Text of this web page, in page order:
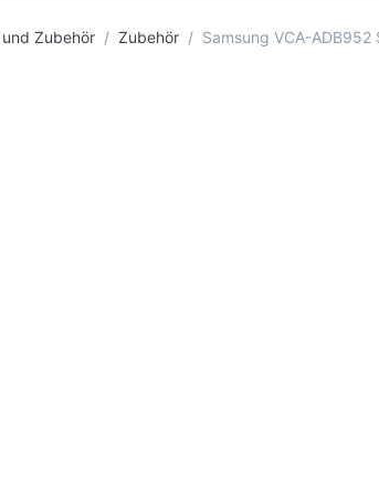
Zubehör Zubehör Samsung VCA-